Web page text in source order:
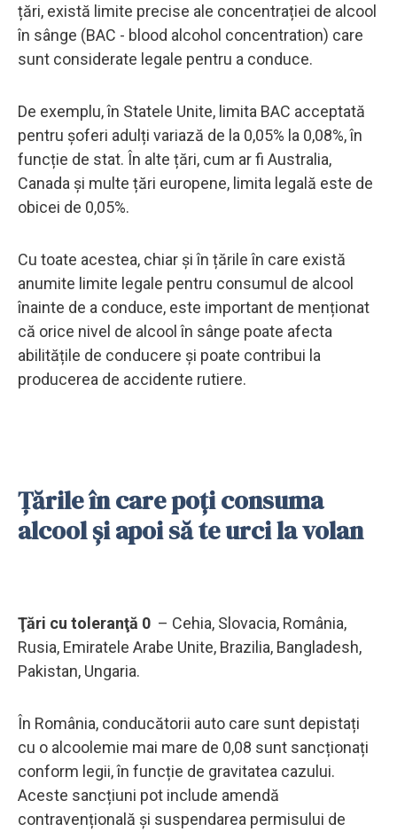
țări, există limite precise ale concentrației de alcool
în sânge (BAC - blood alcohol concentration) care
sunt considerate legale pentru a conduce.
De exemplu, în Statele Unite, limita BAC acceptată
pentru șoferi adulți variază de la 0,05% la 0,08%, în
funcție de stat. În alte țări, cum ar fi Australia,
Canada și multe țări europene, limita legală este de
obicei de 0,05%.
Cu toate acestea, chiar și în țările în care există
anumite limite legale pentru consumul de alcool
înainte de a conduce, este important de menționat
că orice nivel de alcool în sânge poate afecta
abilitățile de conducere și poate contribui la
producerea de accidente rutiere.
Țările în care poți consuma
alcool și apoi să te urci la volan
Ţări cu toleranţă 0 – Cehia, Slovacia, România,
Rusia, Emiratele Arabe Unite, Brazilia, Bangladesh,
Pakistan, Ungaria.
În România, conducătorii auto care sunt depistați
cu o alcoolemie mai mare de 0,08 sunt sancționați
conform legii, în funcție de gravitatea cazului.
Aceste sancțiuni pot include amendă
contravențională și suspendarea permisului de